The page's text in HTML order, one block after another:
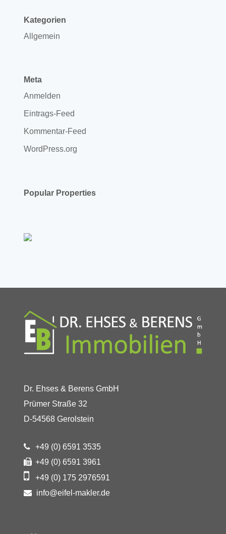
Kategorien
Allgemein
Meta
Anmelden
Eintrags-Feed
Kommentar-Feed
WordPress.org
Popular Properties
Dr. Ehses & Berens GmbH
Prümer Straße 32
D-54568 Gerolstein
+49 (0) 6591 3535
+49 (0) 6591 3961
+49 (0) 175 2976591
info@eifel-makler.de